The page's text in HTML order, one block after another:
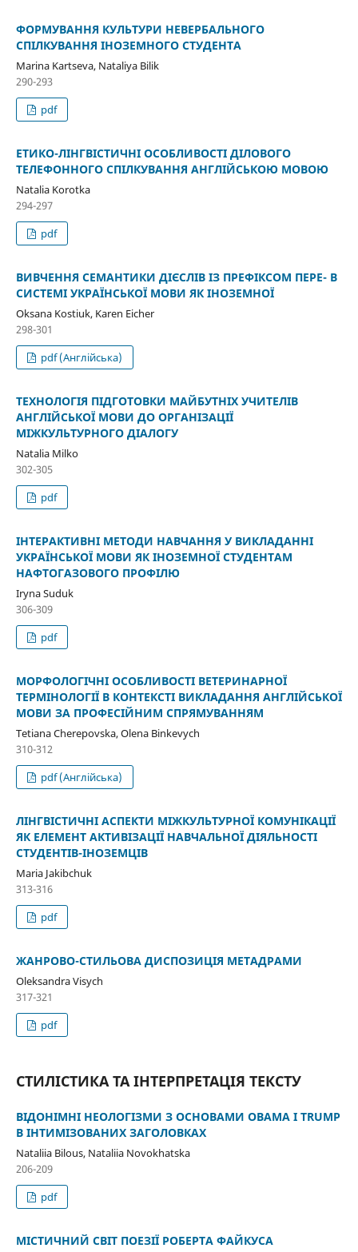
ФОРМУВАННЯ КУЛЬТУРИ НЕВЕРБАЛЬНОГО
СПІЛКУВАННЯ ІНОЗЕМНОГО СТУДЕНТА
Marina Kartseva, Nataliya Bilik
290-293
pdf
ЕТИКО-ЛIНГВIСТИЧНI ОСОБЛИВОСТI ДIЛОВОГО
ТЕЛЕФОННОГО СПIЛКУВАННЯ АНГЛІЙСЬКОЮ МОВОЮ
Natalia Korotka
294-297
pdf
ВИВЧЕННЯ СЕМАНТИКИ ДІЄСЛІВ ІЗ ПРЕФІКСОМ ПЕРЕ- В
СИСТЕМІ УКРАЇНСЬКОЇ МОВИ ЯК ІНОЗЕМНОЇ
Oksana Kostiuk, Karen Eicher
298-301
pdf (Англійська)
ТЕХНОЛОГІЯ ПІДГОТОВКИ МАЙБУТНІХ УЧИТЕЛІВ
АНГЛІЙСЬКОЇ МОВИ ДО ОРГАНІЗАЦІЇ
МІЖКУЛЬТУРНОГО ДІАЛОГУ
Natalia Milko
302-305
pdf
ІНТЕРАКТИВНІ МЕТОДИ НАВЧАННЯ У ВИКЛАДАННІ
УКРАЇНСЬКОЇ МОВИ ЯК ІНОЗЕМНОЇ СТУДЕНТАМ
НАФТОГАЗОВОГО ПРОФІЛЮ
Iryna Suduk
306-309
pdf
МОРФОЛОГІЧНІ ОСОБЛИВОСТІ ВЕТЕРИНАРНОЇ
ТЕРМІНОЛОГІЇ В КОНТЕКСТІ ВИКЛАДАННЯ АНГЛІЙСЬКОЇ
МОВИ ЗА ПРОФЕСІЙНИМ СПРЯМУВАННЯМ
Tetiana Cherepovska, Olena Binkevych
310-312
pdf (Англійська)
ЛІНГВІСТИЧНІ АСПЕКТИ МІЖКУЛЬТУРНОЇ КОМУНІКАЦІЇ
ЯК ЕЛЕМЕНТ АКТИВІЗАЦІЇ НАВЧАЛЬНОЇ ДІЯЛЬНОСТІ
СТУДЕНТІВ-ІНОЗЕМЦІВ
Maria Jakibchuk
313-316
pdf
ЖАНРОВО-СТИЛЬОВА ДИСПОЗИЦІЯ МЕТАДРАМИ
Oleksandra Visych
317-321
pdf
СТИЛІСТИКА ТА ІНТЕРПРЕТАЦІЯ ТЕКСТУ
ВІДОНІМНІ НЕОЛОГІЗМИ З ОСНОВАМИ OBAMA І TRUMP
В ІНТИМІЗОВАНИХ ЗАГОЛОВКАХ
Nataliia Bilous, Nataliia Novokhatska
206-209
pdf
МІСТИЧНИЙ СВІТ ПОЕЗІЇ РОБЕРТА ФАЙКУСА